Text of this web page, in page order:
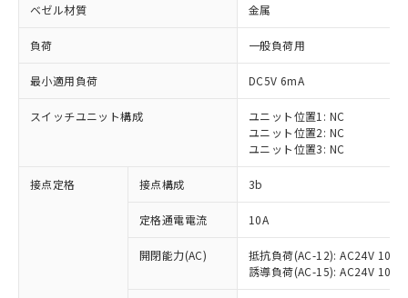
ベゼル材質 金属
負荷 一般負荷用
最小適用負荷 DC5V 6mA
スイッチユニット構成
ユニット位置1: NC
ユニット位置2: NC
ユニット位置3: NC
接点定格 接点構成 3b
定格通電電流 10A
開閉能力(AC)
抵抗負荷(AC-12): AC24V 10A/
誘導負荷(AC-15): AC24V
※1 対応状況
対応済み：EU RoHS指令（10物質）の
非含有に対応した製品が提供可能な商品で
対応予定：EU RoHS指令（10物質）の非含